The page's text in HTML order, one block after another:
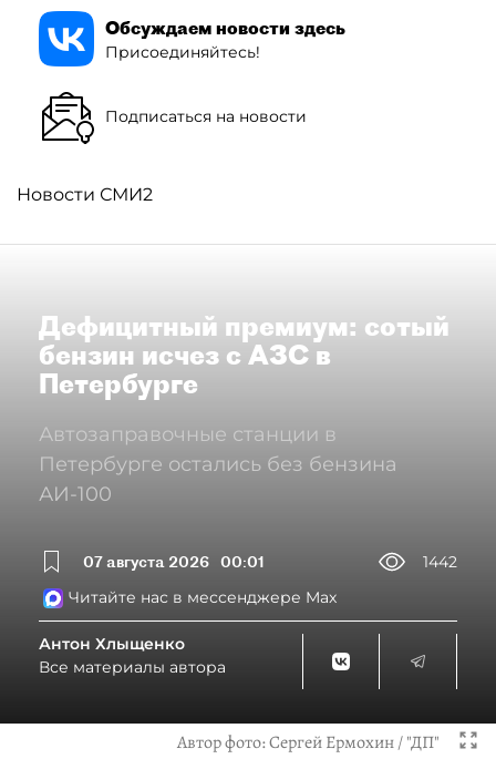
Обсуждаем новости здесь
Присоединяйтесь!
Подписаться на новости
Новости СМИ2
Дефицитный премиум: сотый
бензин исчез с АЗС в
Петербурге
Автозаправочные станции в
Петербурге остались без бензина
АИ-100
07 августа 2026 00:01
1442
Читайте нас в мессенджере Max
Антон Хлыщенко
Все материалы автора
Автор фото:Сергей Ермохин / "ДП"